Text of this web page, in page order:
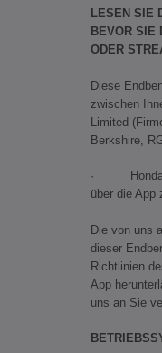
LESEN SIE
BEVOR SIE
ODER
Diese
zwischen
Limited
Berkshire,
· Honda
über die App
Die von uns
dieser
Richtlinien
App
uns an Sie